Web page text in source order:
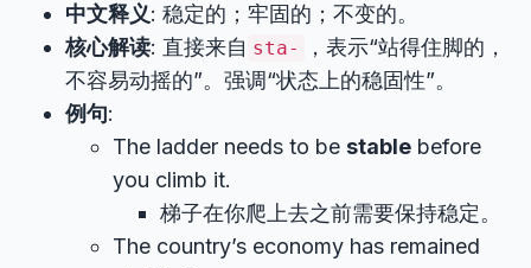
中文释义: 稳定的；牢固的；不变的。
核心解读: 直接来自 sta-
，表示“站得住脚的，
不容易动摇的”。强调“状态上的稳固性”。
例句:
The ladder needs to be stable before
you climb it.
梯子在你爬上去之前需要保持稳定。
The country’s economy has remained